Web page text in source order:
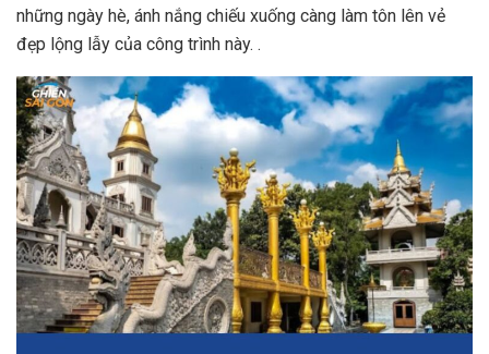
những ngày hè, ánh nắng chiếu xuống càng làm tôn lên vẻ
đẹp lộng lẫy của công trình này. .